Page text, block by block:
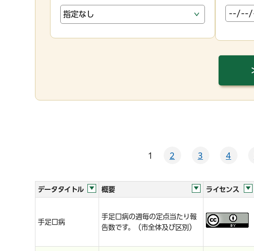
1 2 3 4
データタイトル 概要 ライセンス
手足口病
手足口病の週毎の定点当たり報
告数です。（市全体及び区別）